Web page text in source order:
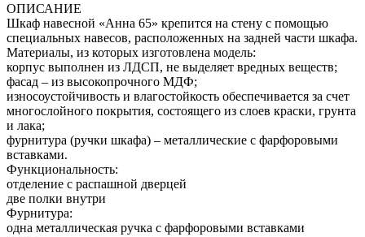
ОПИСАНИЕ
Шкаф навесной «Анна 65» крепится на стену с помощью
специальных навесов, расположенных на задней части шкафа.
Материалы, из которых изготовлена модель:
корпус выполнен из ЛДСП, не выделяет вредных веществ;
фасад – из высокопрочного МДФ;
износоустойчивость и влагостойкость обеспечивается за счет
многослойного покрытия, состоящего из слоев краски, грунта
и лака;
фурнитура (ручки шкафа) – металлические с фарфоровыми
вставками.
Функциональность:
отделение с распашной дверцей
две полки внутри
Фурнитура:
одна металлическая ручка с фарфоровыми вставками